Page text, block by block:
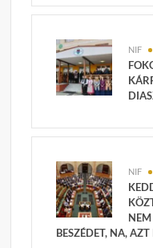
NIF
NIF
BESZÉDET, NA,